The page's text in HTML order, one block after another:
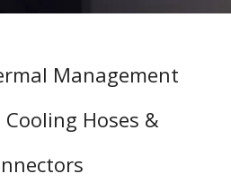
Management
Hoses &